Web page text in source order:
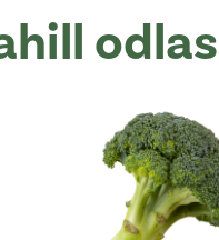
odlas